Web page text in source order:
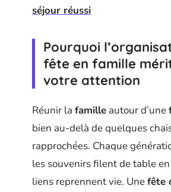
séjour réussi
Pourquoi
fête en famille
votre attention
Réunir la famille autour d’une
bien au-delà de quelques
rapprochées. Chaque
les souvenirs filent de table
liens reprennent vie. Unefête